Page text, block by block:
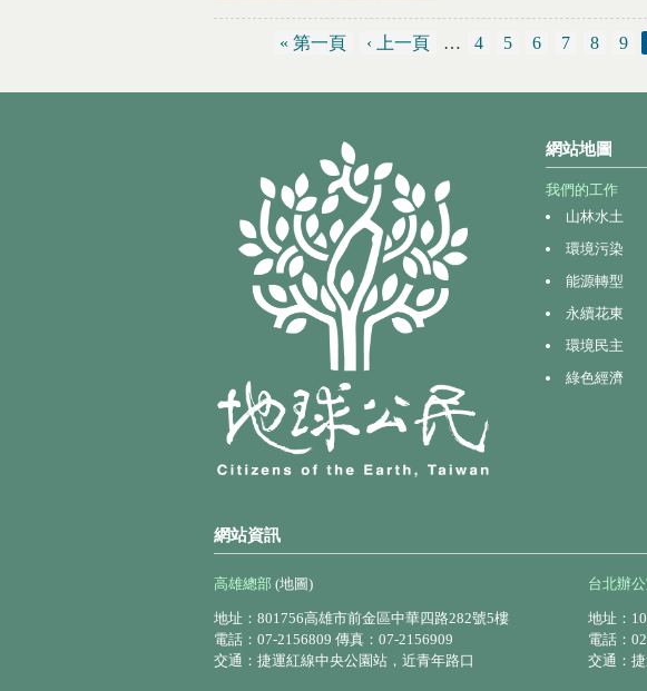
« 第一頁 ‹ 上一頁 … 4 5 6 7 8 9
網站地圖
我們的工作
山林水土
環境污染
能源轉型
永續花東
環境民主
綠色經濟
網站資訊
高雄總部 (地圖)
地址：801756高雄市前金區中華四路282號5樓
電話：07-2156809 傳真：07-2156909
交通：捷運紅線中央公園站，近青年路口
台北辦
地址：
電話：
交通：